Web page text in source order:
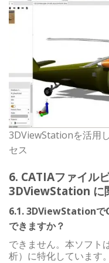
3DViewStationを活用
セス
6. CATIAファイル
3DViewStation に
6.1. 3DViewStationで
できますか？
できません。本ソフト
析）に特化しています